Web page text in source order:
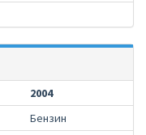
2004
Бензин